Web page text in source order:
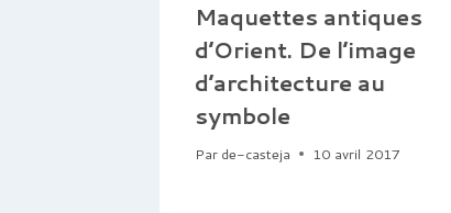
Maquettes antiques
d’Orient. De l’image
d’architecture au
symbole
Par de-casteja 10 avril 2017